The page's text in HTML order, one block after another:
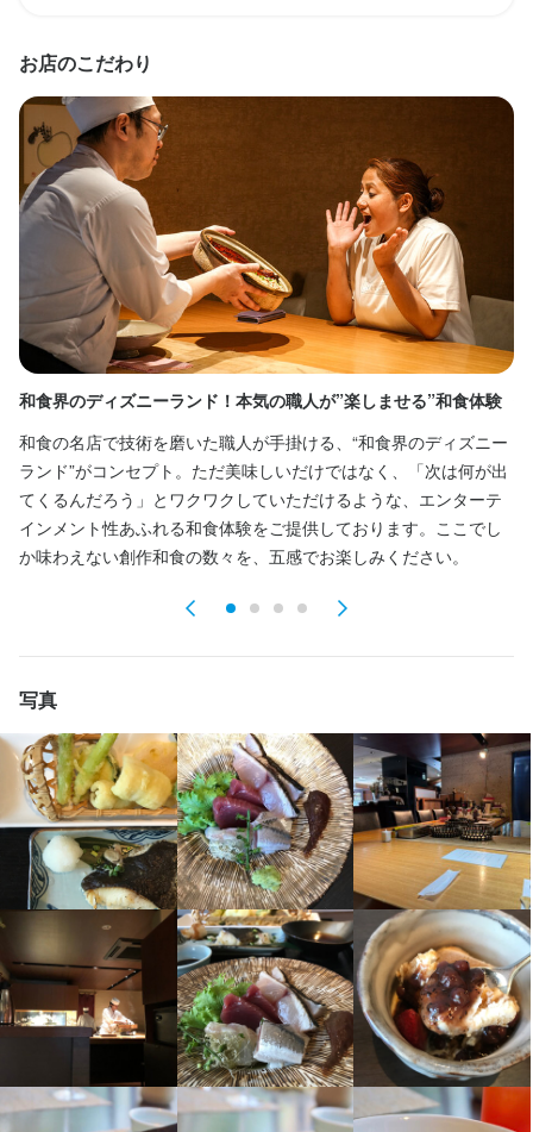
お店のこだわり
和食界のディズニーランド！本気の職人が”楽しませる”和食体験
和食の名店で技術を磨いた職人が手掛ける、“和食界のディズニー
ランド”がコンセプト。ただ美味しいだけではなく、「次は何が出
てくるんだろう」とワクワクしていただけるような、エンターテ
インメント性あふれる和食体験をご提供しております。ここでし
か味わえない創作和食の数々を、五感でお楽しみください。
写真
試用期間：6ヶ月（試用期間中の給与変更無 ）
まかない・食事補助あり
特徴
未経験者歓迎 新卒歓迎 第二新卒歓迎 フリーター歓迎 女性活躍中
仕事内容
■仕事内容
・予約対応
・注文内容の調理・盛り付け
・ドリンクの作成・提供
・料理の配膳
・レジでの会計
・食器や調理器具の洗浄・収納
・テーブルセッティング・片付け
・調理場の清掃
身に付くスキル
包丁さばき 盛り付け技術 高級食材の知識 肉の知識 魚の知識 野菜の知識
応募資格
歓迎スキル・経験
コミュニケーション能力 飲食店での調理経験 飲食店での接客経験 調理師免許
求める人物像
素直な人
試用期間：6ヶ月（試用期間中の給与変更無 ）
まかない・食事補助あり
特徴
未経験者歓迎 新卒歓迎 第二新卒歓迎 フリーター歓迎 女性活躍中
仕事内容
■仕事内容
・予約対応
・注文内容の調理・盛り付け
・ドリンクの作成・提供
・料理の配膳
・レジでの会計
・食器や調理器具の洗浄・収納
・テーブルセッティング・片付け
・調理場の清掃
身に付くスキル
包丁さばき 盛り付け技術 高級食材の知識 肉の知識 魚の知識
野菜の知識
出店開業ノウハウ
応募資格
歓迎スキル・経験
コミュニケーション能力 飲食店での調理経験 飲食店での接客経験 調理師免許
求める人物像
素直な人